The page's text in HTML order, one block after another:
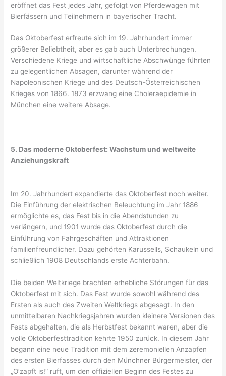
eröffnet das Fest jedes Jahr, gefolgt von Pferdewagen mit
Bierfässern und Teilnehmern in bayerischer Tracht.
Das Oktoberfest erfreute sich im 19. Jahrhundert immer
größerer Beliebtheit, aber es gab auch Unterbrechungen.
Verschiedene Kriege und wirtschaftliche Abschwünge führten
zu gelegentlichen Absagen, darunter während der
Napoleonischen Kriege und des Deutsch-Österreichischen
Krieges von 1866. 1873 erzwang eine Choleraepidemie in
München eine weitere Absage.
5. Das moderne Oktoberfest: Wachstum und weltweite
Anziehungskraft
Im 20. Jahrhundert expandierte das Oktoberfest noch weiter.
Die Einführung der elektrischen Beleuchtung im Jahr 1886
ermöglichte es, das Fest bis in die Abendstunden zu
verlängern, und 1901 wurde das Oktoberfest durch die
Einführung von Fahrgeschäften und Attraktionen
familienfreundlicher. Dazu gehörten Karussells, Schaukeln und
schließlich 1908 Deutschlands erste Achterbahn.
Die beiden Weltkriege brachten erhebliche Störungen für das
Oktoberfest mit sich. Das Fest wurde sowohl während des
Ersten als auch des Zweiten Weltkriegs abgesagt. In den
unmittelbaren Nachkriegsjahren wurden kleinere Versionen des
Fests abgehalten, die als Herbstfest bekannt waren, aber die
volle Oktoberfesttradition kehrte 1950 zurück. In diesem Jahr
begann eine neue Tradition mit dem zeremoniellen Anzapfen
des ersten Bierfasses durch den Münchner Bürgermeister, der
„O’zapft is!“ ruft, um den offiziellen Beginn des Festes zu